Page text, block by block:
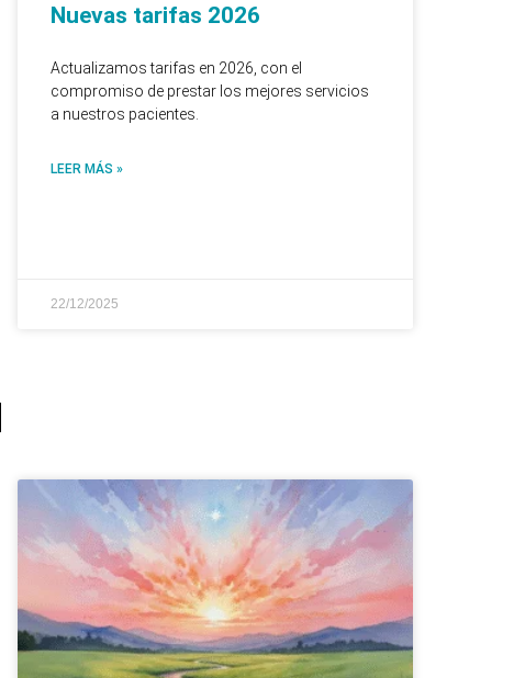
Nuevas tarifas 2026
Actualizamos tarifas en 2026, con el
compromiso de prestar los mejores servicios
a nuestros pacientes.
LEER MÁS »
22/12/2025